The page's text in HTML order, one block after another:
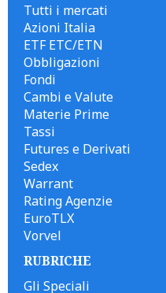
Tutti i mercati
Azioni Italia
ETF ETC/ETN
Obbligazioni
Fondi
Cambi e Valute
Materie Prime
Tassi
Futures e Derivati
Sedex
Warrant
Rating Agenzie
EuroTLX
Vorvel
RUBRICHE
Gli Speciali